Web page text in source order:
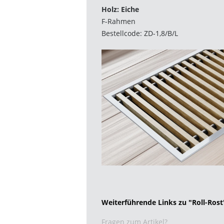
Holz: Eiche
F-Rahmen
Bestellcode: ZD-1,8/B/L
Weiterführende Links zu "Roll-
Fragen zum Artikel?